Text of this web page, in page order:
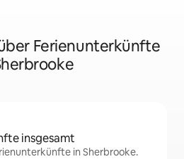
Ferienunterkünfte
insgesamt
in Sherbrooke.